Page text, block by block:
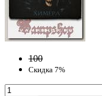
100
Скидка 7%